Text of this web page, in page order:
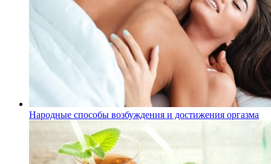
Народные способы возбуждения и достижения оргазма